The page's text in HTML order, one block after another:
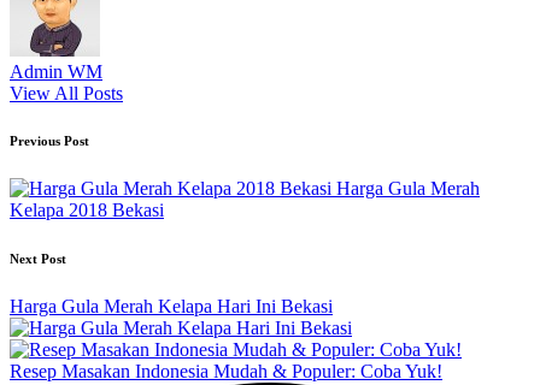
Admin WM
View All Posts
Post
navigation
Previous Post
Harga Gula Merah
Kelapa 2018 Bekasi
Next Post
Harga Gula Merah Kelapa Hari Ini Bekasi
Resep Masakan Indonesia Mudah & Populer: Coba Yuk!